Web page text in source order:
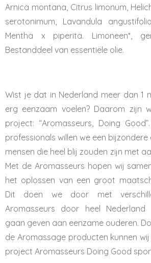
Arnica montana, Citrus limonum,
serotonimum, Lavandula
Mentha x piperita. Limoneen*,
Bestanddeel van essentiële olie.
Wist je dat in Nederland meer dan 1
erg eenzaam voelen? Daarom zijn
project: “Aromasseurs, Doing
professionals willen we een
mensen die heel blij zouden zijn met
Met de Aromasseurs hopen wij
het oplossen van een groot
Dit doen we door met
Aromasseurs door heel Nederland
gaan geven aan eenzame ouderen.
de Aromassage producten kunnen
project Aromasseurs Doing Good